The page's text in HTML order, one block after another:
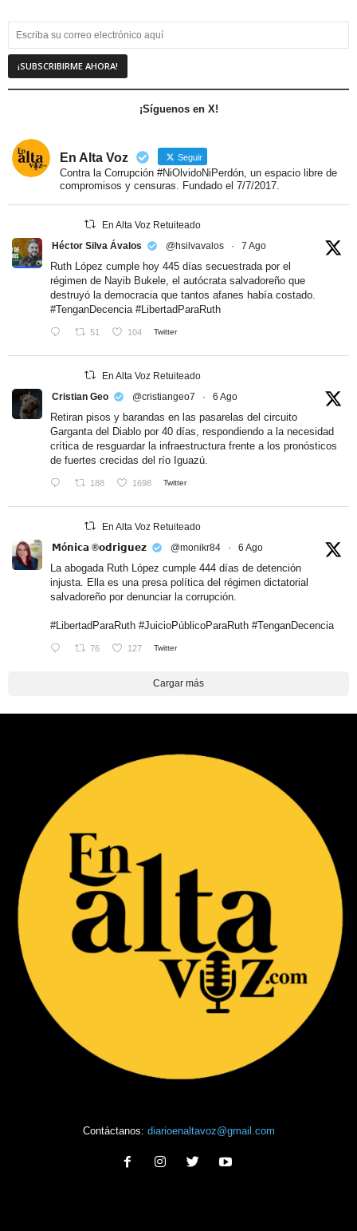
¡Síguenos en X!
En Alta Voz Seguir
Contra la Corrupción #NiOlvidoNiPerdón, un espacio libre de
compromisos y censuras. Fundado el 7/7/2017.
En Alta Voz Retuiteado
Héctor Silva Ávalos
@hsilvavalos · 7 Ago
Ruth López cumple hoy 445 días secuestrada por el
régimen de Nayib Bukele, el autócrata salvadoreño que
destruyó la democracia que tantos afanes había costado.
#TenganDecencia #LibertadParaRuth
51 104 Twitter
En Alta Voz Retuiteado
Cristian Geo
@cristiangeo7 · 6 Ago
Retiran pisos y barandas en las pasarelas del circuito
Garganta del Diablo por 40 días, respondiendo a la necesidad
crítica de resguardar la infraestructura frente a los pronósticos
de fuertes crecidas del río Iguazú.
188 1698 Twitter
En Alta Voz Retuiteado
𝗠ó𝗻𝗶𝗰𝗮 ®𝗼𝗱𝗿𝗶𝗴𝘂𝗲𝘇
@monikr84 · 6 Ago
La abogada Ruth López cumple 444 días de detención
injusta. Ella es una presa política del régimen dictatorial
salvadoreño por denunciar la corrupción.
#LibertadParaRuth #JuicioPúblicoParaRuth #TenganDecencia
76 127 Twitter
Cargar más
Contáctanos: diarioenaltavoz@gmail.com